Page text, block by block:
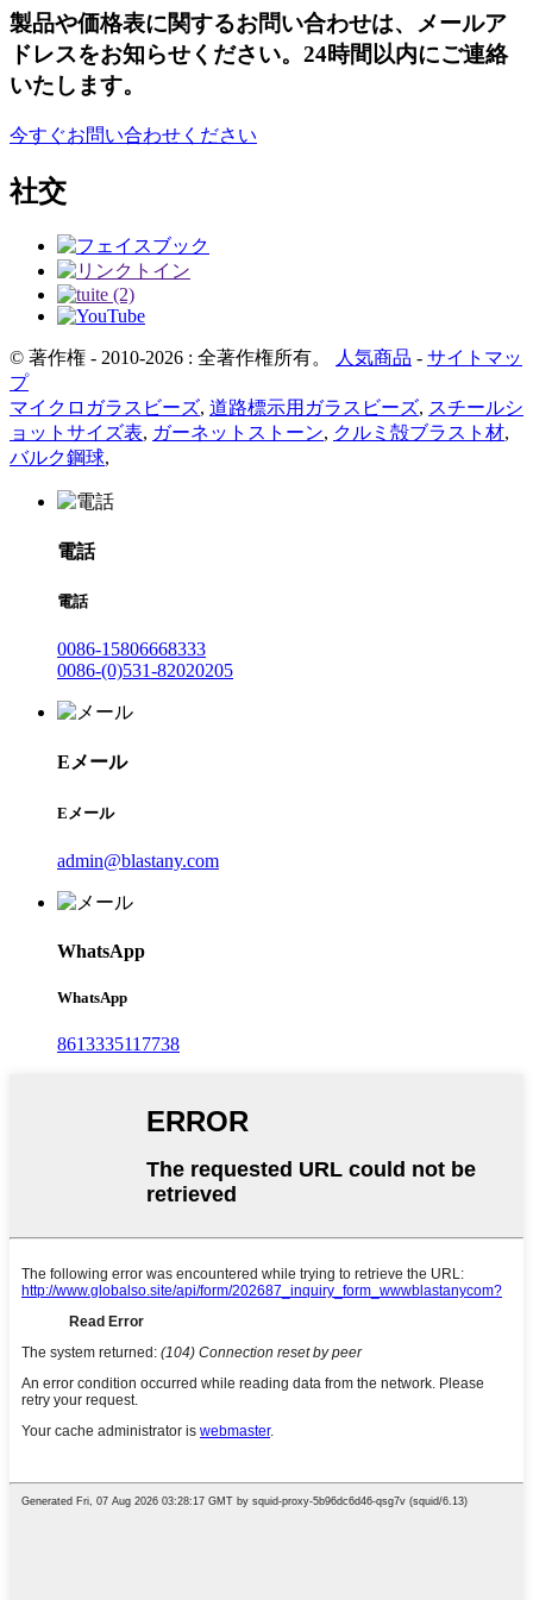
製品や価格表に関するお問い合わせは、メールア
ドレスをお知らせください。24時間以内にご連絡
いたします。
今すぐお問い合わせください
社交
© 著作権 - 2010-2026 : 全著作権所有。 人気商品 - サイトマッ
プ
マイクロガラスビーズ, 道路標示用ガラスビーズ, スチールシ
ョットサイズ表, ガーネットストーン, クルミ殻ブラスト材,
バルク鋼球,
電話
電話
0086-15806668333
0086-(0)531-82020205
Eメール
Eメール
admin@blastany.com
WhatsApp
WhatsApp
8613335117738